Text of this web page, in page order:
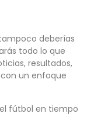
deberías
todo lo que
resultados,
un enfoque
fútbol en tiempo